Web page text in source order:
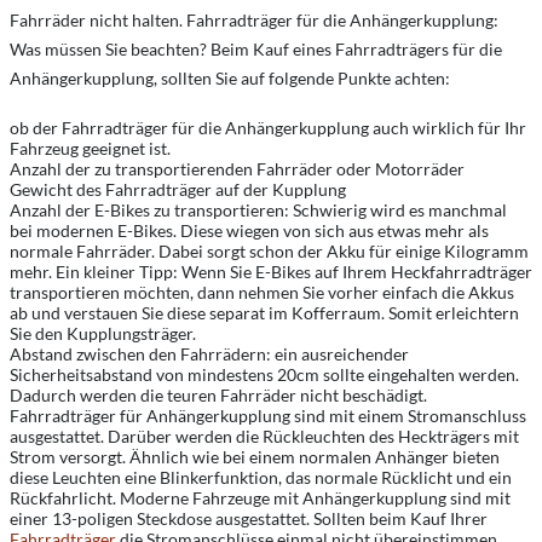
Fahrräder nicht halten. Fahrradträger für die Anhängerkupplung:
Was müssen Sie beachten? Beim Kauf eines Fahrradträgers für die
Anhängerkupplung, sollten Sie auf folgende Punkte achten:
ob der Fahrradträger für die Anhängerkupplung auch wirklich für Ihr
Fahrzeug geeignet ist.
Anzahl der zu transportierenden Fahrräder oder Motorräder
Gewicht des Fahrradträger auf der Kupplung
Anzahl der E-Bikes zu transportieren: Schwierig wird es manchmal
bei modernen E-Bikes. Diese wiegen von sich aus etwas mehr als
normale Fahrräder. Dabei sorgt schon der Akku für einige Kilogramm
mehr. Ein kleiner Tipp: Wenn Sie E-Bikes auf Ihrem Heckfahrradträger
transportieren möchten, dann nehmen Sie vorher einfach die Akkus
ab und verstauen Sie diese separat im Kofferraum. Somit erleichtern
Sie den Kupplungsträger.
Abstand zwischen den Fahrrädern: ein ausreichender
Sicherheitsabstand von mindestens 20cm sollte eingehalten werden.
Dadurch werden die teuren Fahrräder nicht beschädigt.
Fahrradträger für Anhängerkupplung sind mit einem Stromanschluss
ausgestattet. Darüber werden die Rückleuchten des Heckträgers mit
Strom versorgt. Ähnlich wie bei einem normalen Anhänger bieten
diese Leuchten eine Blinkerfunktion, das normale Rücklicht und ein
Rückfahrlicht. Moderne Fahrzeuge mit Anhängerkupplung sind mit
einer 13-poligen Steckdose ausgestattet. Sollten beim Kauf Ihrer